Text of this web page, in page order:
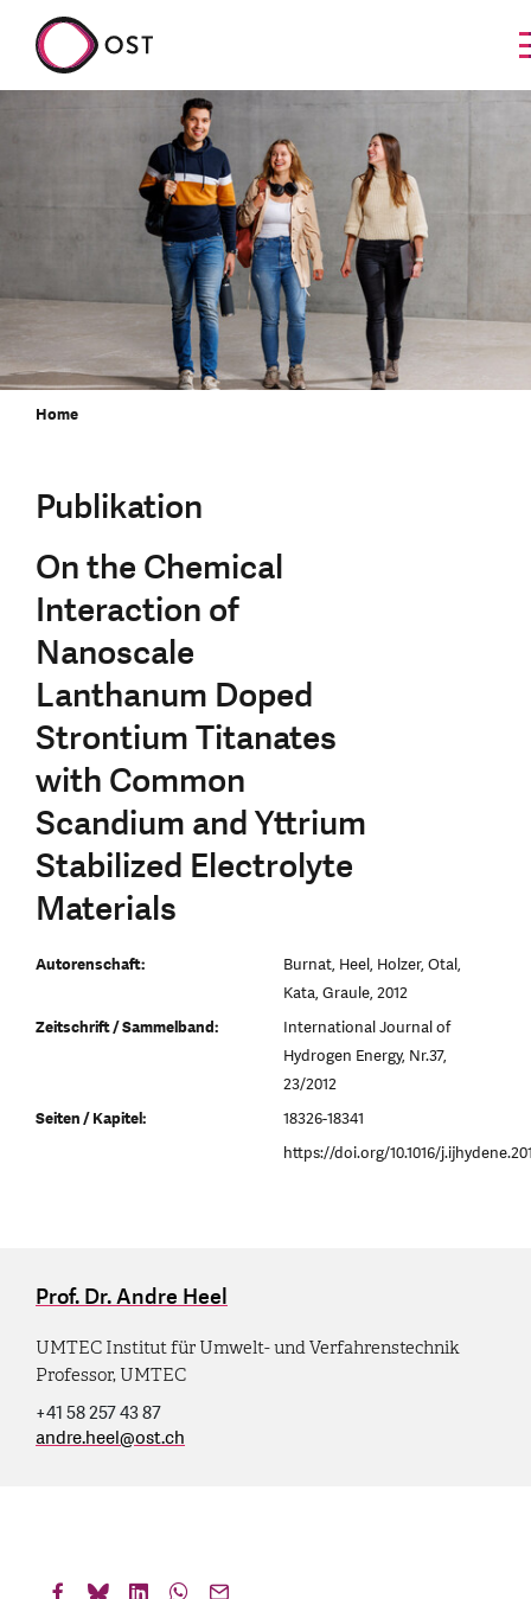
Home
Publikation
On the Chemical
Interaction of
Nanoscale
Lanthanum Doped
Strontium Titanates
with Common
Scandium and Yttrium
Stabilized Electrolyte
Materials
Autorenschaft:
Burnat, Heel, Holzer, Otal,
Kata, Graule, 2012
Zeitschrift / Sammelband:
International Journal of
Hydrogen Energy, Nr.37,
23/2012
Seiten / Kapitel:
18326-18341
https://doi.org/10.1016/
Prof. Dr. Andre Heel
UMTEC Institut für Umwelt- und Verfahrenstechnik
Professor, UMTEC
+41 58 257 43 87
andre.heel@ost.ch